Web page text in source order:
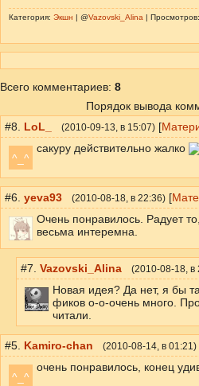
Категория: Экшн | @Vazovski_Alina |
Всего комментариев: 8
Порядок вывода
#8. LoL_ (2010-09-13 , в 15:07) [
^_^
сакуру действительно жалко
#6. yeva93 (2010-08-18 , в 22:36) [
Очень понравилось. Радует
весьма интеремна.
#7. Vazovski_Alina (2010-08-18 ,
Новая идея? Да нет, я бы
фиков о-о-очень много.
читали.
#5. Kamiro-chan (2010-08-14 , в 01:21)
^_^
очень понравилось, конец